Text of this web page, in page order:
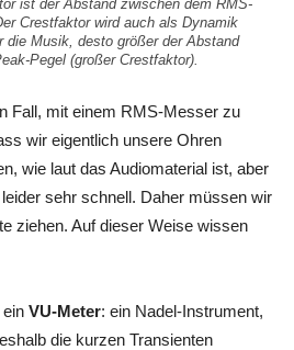
ist der Abstand zwischen dem RMS-
Crestfaktor wird auch als Dynamik
die Musik, desto größer der Abstand
Pegel (großer Crestfaktor).
Fall, mit einem RMS-Messer zu
wir eigentlich unsere Ohren
wie laut das Audiomaterial ist, aber
sehr schnell. Daher müssen wir
ziehen. Auf dieser Weise wissen
VU-Meter: ein Nadel-Instrument,
die kurzen Transienten